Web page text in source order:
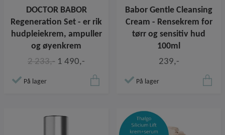
DOCTOR BABOR
Regeneration Set - er rik
hudpleiekrem, ampuller
og øyenkrem
2 233,- 1 490,-
På lager
Babor Gentle Cleansing
Cream - Rensekrem for
tørr og sensitiv hud
100ml
239,-
På lager